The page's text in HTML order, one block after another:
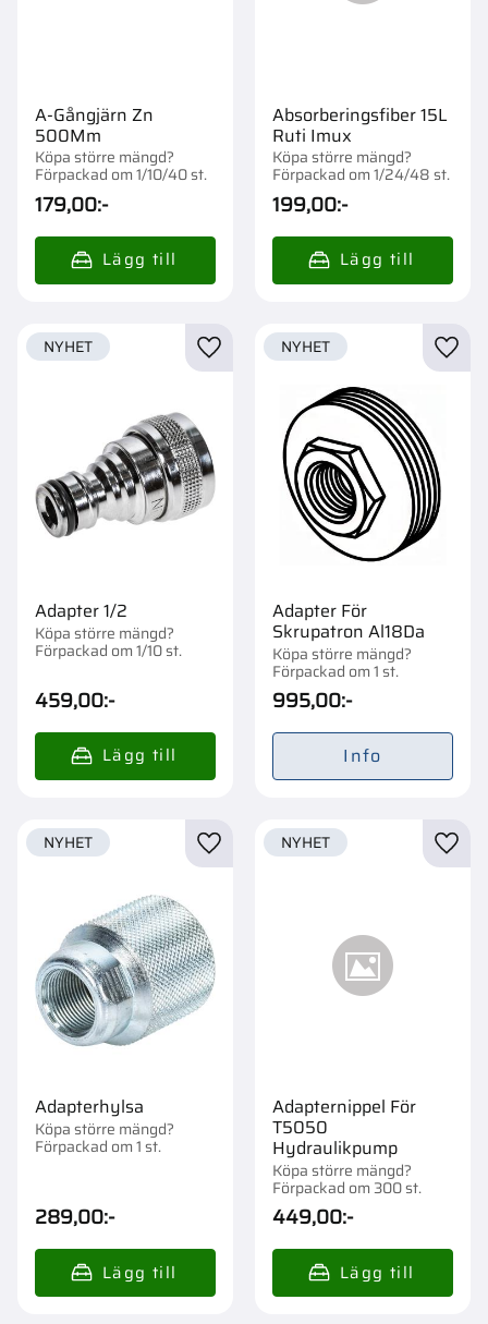
A-Gångjärn Zn
500Mm
Köpa större mängd?
Förpackad om 1/10/40 st.
179,00:-
Absorberingsfiber 15L
Ruti Imux
Köpa större mängd?
Förpackad om 1/24/48 st.
199,00:-
Adapter 1/2
Köpa större mängd?
Förpackad om 1/10 st.
459,00:-
NYHET Lägg till i favoriter
Adapter För
Skrupatron Al18Da
Köpa större mängd?
Förpackad om 1 st.
995,00:-
NYHET
Info
Adapterhylsa
Köpa större mängd?
Förpackad om 1 st.
289,00:-
NYHET Lägg till i favoriter
Adapternippel För
T5050
Hydraulikpump
Köpa större mängd?
Förpackad om 300 st.
449,00:-
NYHET